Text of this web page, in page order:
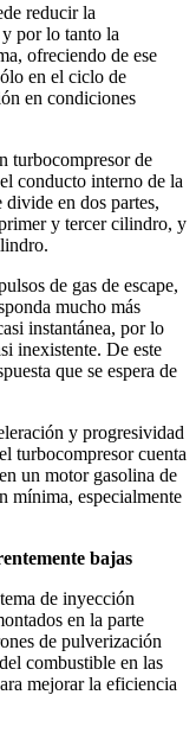
reducir la
y por lo tanto la
ofreciendo de ese
en el ciclo de
en condiciones
turbocompresor de
conducto interno de la
divide en dos partes,
y tercer cilindro, y
de gas de escape,
mucho más
instantánea, por lo
inexistente. De este
que se espera de
y progresividad
turbocompresor cuenta
un motor gasolina de
mínima, especialmente
bajas
de inyección
en la parte
de pulverización
combustible en las
mejorar la eficiencia